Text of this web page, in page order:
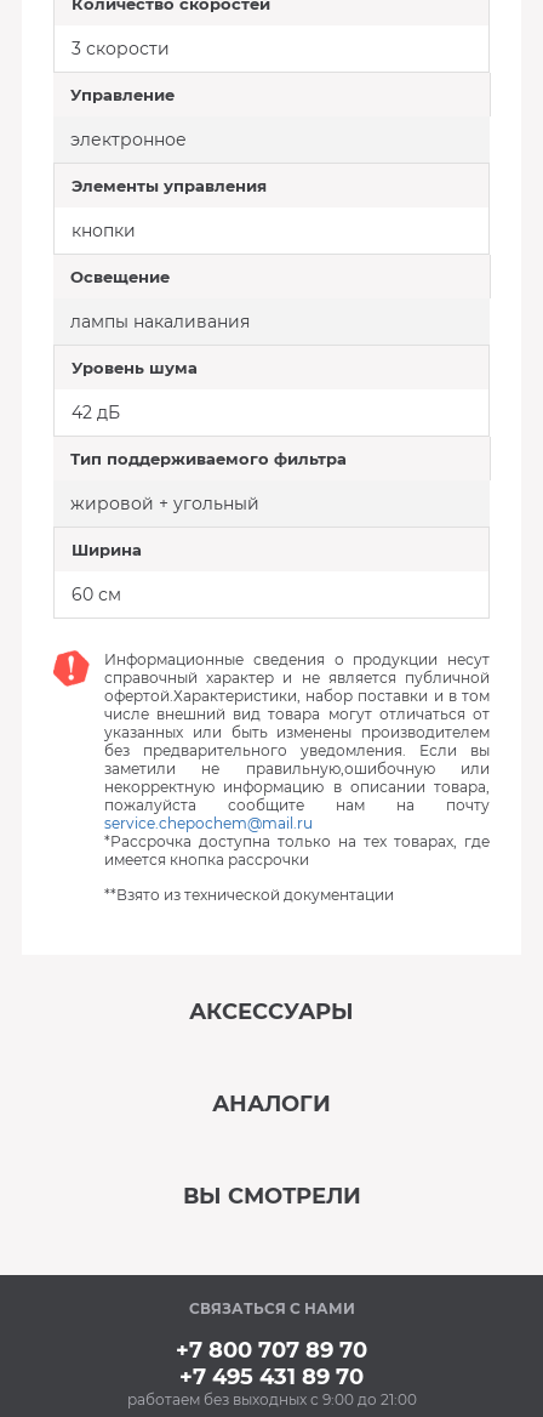
3 скорости
Управление
электронное
Элементы управления
кнопки
Освещение
лампы накаливания
Уровень шума
42 дБ
Тип поддерживаемого фильтра
жировой + угольный
Ширина
60 см
Информационные сведения о продукции несут
справочный характер и не является публичной
офертой.Характеристики, набор поставки и в том
числе внешний вид товара могут отличаться от
указанных или быть изменены производителем
без предварительного уведомления. Если вы
заметили не правильную,ошибочную или
некорректную информацию в описании товара,
пожалуйста сообщите нам на почту
service.chepochem@mail.ru
*Рассрочка доступна только на тех товарах, где
имеется кнопка рассрочки
**Взято из технической документации
АКСЕССУАРЫ
АНАЛОГИ
ВЫ СМОТРЕЛИ
В наличии
СВЯЗАТЬСЯ С НАМИ
+7 800 707 89 70
+7 495 431 89 70
работаем без выходных с 9:00 до 21:00